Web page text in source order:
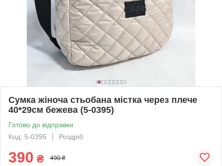
Сумка жіноча стьобана містка через плече
40*29см бежева (5-0395)
Готово до відправки
Код: 5-0395
Роздріб
390 ₴ 490 ₴